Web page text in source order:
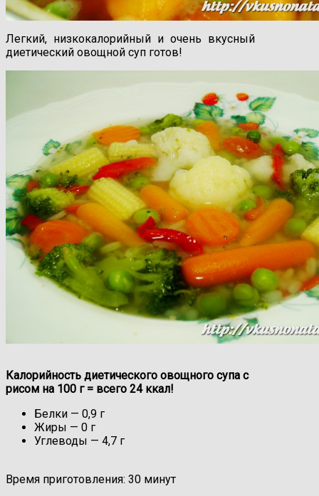
Легкий, низкокалорийный и очень вкусный
диетический овощной суп готов!
Калорийность диетического овощного супа с
рисом на 100 г = всего 24ккал!
Белки — 0,9 г
Жиры — 0 г
Углеводы — 4,7 г
Время приготовления: 30 минут